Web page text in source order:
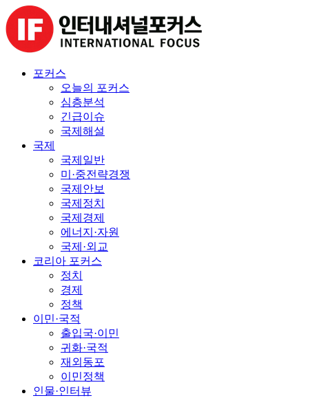
포커스
오늘의 포커스
심층분석
긴급이슈
국제해설
국제
국제일반
미·중전략경쟁
국제안보
국제정치
국제경제
에너지·자원
국제·외교
코리아 포커스
정치
경제
정책
이민·국적
출입국·이민
귀화·국적
재외동포
이민정책
인물·인터뷰